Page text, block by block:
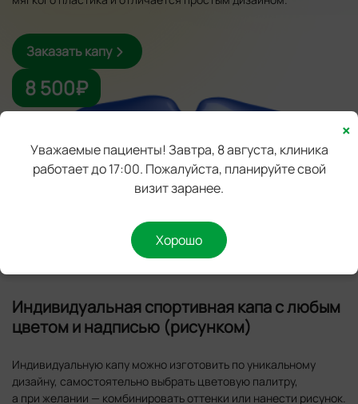
×
Уважаемые пациенты! Завтра, 8 августа, клиника
работает до 17:00. Пожалуйста, планируйте свой
визит заранее.
Хорошо
Заказать капу
8 500₽
Индивидуальная спортивная капа с любым
цветом и надписью (рисунком)
Индивидуальную капу можно изготовить по уникальному
дизайну, самостоятельно выбрать цветовую палитру,
а при желании — комбинировать оттенки или нанести рисунок.